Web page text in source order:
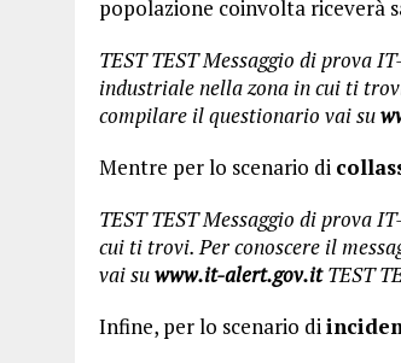
popolazione coinvolta riceverà
TEST TEST Messaggio di prova
industriale nella zona in cui ti
compilare il questionario vai su
Mentre per lo scenario di
TEST TEST Messaggio di prova
cui ti trovi. Per conoscere il
vai suwww.it-alert.gov.itTEST
Infine, per lo scenario di